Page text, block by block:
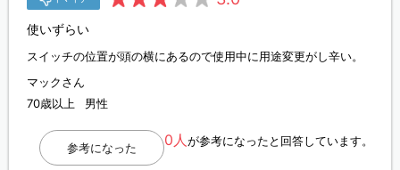
使いずらい
スイッチの位置が頭の横にあるので使用中に用途変更がし辛い。
マックさん
70歳以上
男性
0人が参考になったと回答しています。
参考になった